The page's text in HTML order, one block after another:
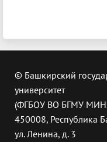
© Башкирский
университет
(ФГБОУ ВО БГМУ
450008, Республика
ул. Ленина, д. 3